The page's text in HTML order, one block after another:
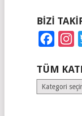
BIZI
TÜM
Tüm
Kategoriler